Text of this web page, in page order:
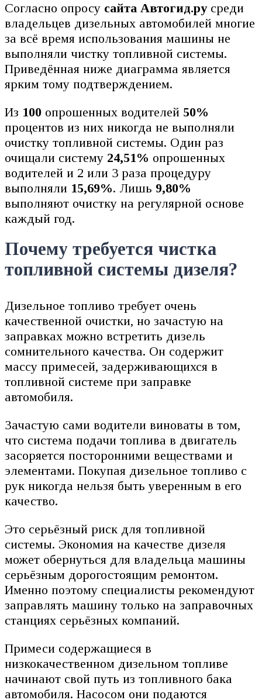
Согласно опросу сайта Автогид.русреди
владельцев дизельных автомобилей многие
за всё время использования машины не
выполняли чистку топливной системы.
Приведённая ниже диаграмма является
ярким тому подтверждением.
Из 100 опрошенных водителей 50%
процентов из них никогда не выполняли
очистку топливной системы. Один раз
очищали систему 24,51% опрошенных
водителей и 2 или 3 раза процедуру
выполняли 15,69%. Лишь 9,80%
выполняют очистку на регулярной основе
каждый год.
Почему требуется чистка
топливной системы дизеля?
Дизельное топливо требует очень
качественной очистки, но зачастую на
заправках можно встретить дизель
сомнительного качества. Он содержит
массу примесей, задерживающихся в
топливной системе при заправке
автомобиля.
Зачастую сами водители виноваты в том,
что система подачи топлива в двигатель
засоряется посторонними веществами и
элементами. Покупая дизельное топливо с
рук никогда нельзя быть уверенным в его
качество.
Это серьёзный риск для топливной
системы. Экономия на качестве дизеля
может обернуться для владельца машины
серьёзным дорогостоящим ремонтом.
Именно поэтому специалисты рекомендуют
заправлять машину только на заправочных
станциях серьёзных компаний.
Примеси содержащиеся в
низкокачественном дизельном топливе
начинают свой путь из топливного бака
автомобиля. Насосом они подаются